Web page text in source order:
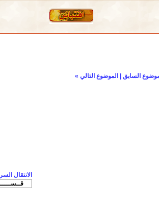
السابق الموضوع التالي »
الانتقال